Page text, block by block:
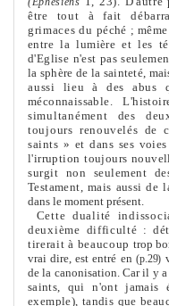
être tout à fait
grimaces du péché ; même
entre la lumière et les
d'Eglise n'est pas seuleme
la sphère de la sainteté,
aussi lieu à des abus
méconnaissable.
simultanément des
toujoursrenouvelés de
saints » et dans ses
l'irruption toujours
surgit non seulement
Testament, mais aussi de
dans le moment présent.
Cette dualité
deuxième difficulté :
tirerait à beaucouptrop
vrai dire, est entré en (p.29)
de la canonisation. Car il y
saints, qui n'ont jamais
exemple), tandis que